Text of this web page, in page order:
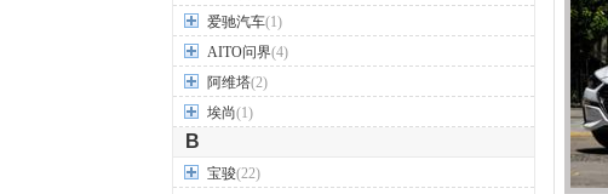
爱驰汽车(1)
AITO问界(4)
阿维塔(2)
埃尚(1)
B
宝骏(22)